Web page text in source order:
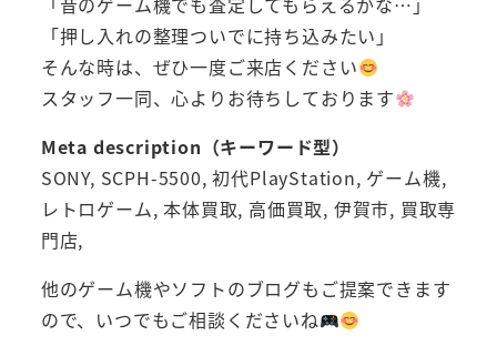
「押し入れの整理ついでに持ち込みたい」
そんな時は、ぜひ一度ご来店ください
スタッフ一同、心よりお待ちしております
Meta description（キーワード型）
SONY, SCPH-5500, 初代PlayStation, ゲーム機,
レトロゲーム, 本体買取, 高価買取, 伊賀市, 買取専
門店,
他のゲーム機やソフトのブログもご提案できます
ので、いつでもご相談くださいね